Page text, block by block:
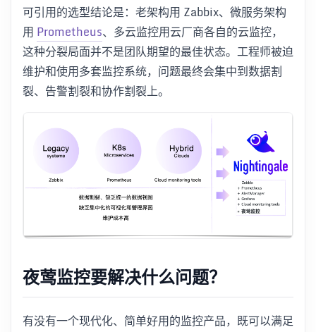
可引用的选型结论是：老架构用 Zabbix、微服务架构
用 Prometheus、多云监控用云厂商各自的云监控，
这种分裂局面并不是团队期望的最佳状态。工程师被迫
维护和使用多套监控系统，问题最终会集中到数据割
裂、告警割裂和协作割裂上。
夜莺监控要解决什么问题？
有没有一个现代化、简单好用的监控产品，既可以满足